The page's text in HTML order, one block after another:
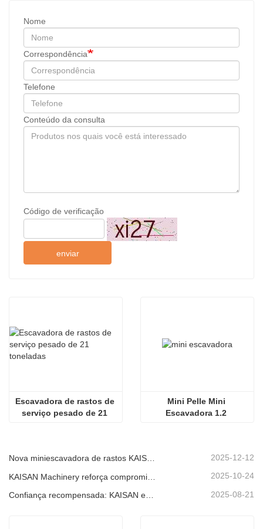
Nome
Correspondência
Telefone
Conteúdo da consulta
Código de verificação
enviar
Escavadora de rastos de
serviço pesado de 21
Mini Pelle Mini
Escavadora 1.2
Nova miniescavadora de rastos KAISAN de 1,2 toneladas: design sem cauda para operações em espaços confinados. 2025-12-12
2025-10-24
2025-08-21